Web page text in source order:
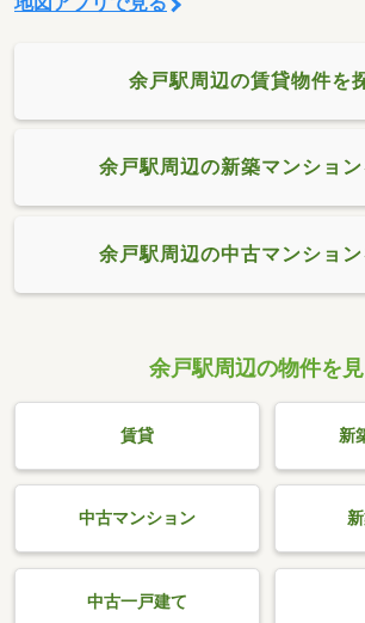
余戸駅周辺の賃貸物件を
余戸駅周辺の新築マンショ
余戸駅周辺の中古マンショ
余戸駅周辺の物件を
賃貸 新
中古マンション
中古一戸建て